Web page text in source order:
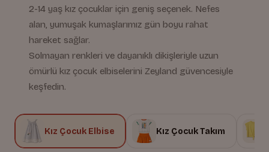
2-14 yaş kız çocuklar için geniş seçenek. Nefes
alan, yumuşak kumaşlarımız gün boyu rahat
hareket sağlar.
Solmayan renkleri ve dayanıklı dikişleriyle uzun
ömürlü kız çocuk elbiselerini Zeyland güvencesiyle
keşfedin.
Kız Çocuk Elbise Kız Çocuk Takım